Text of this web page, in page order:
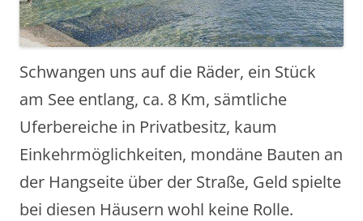
Schwangen uns auf die Räder, ein Stück
am See entlang, ca. 8 Km, sämtliche
Uferbereiche in Privatbesitz, kaum
Einkehrmöglichkeiten, mondäne Bauten an
der Hangseite über der Straße, Geld spielte
bei diesen Häusern wohl keine Rolle.